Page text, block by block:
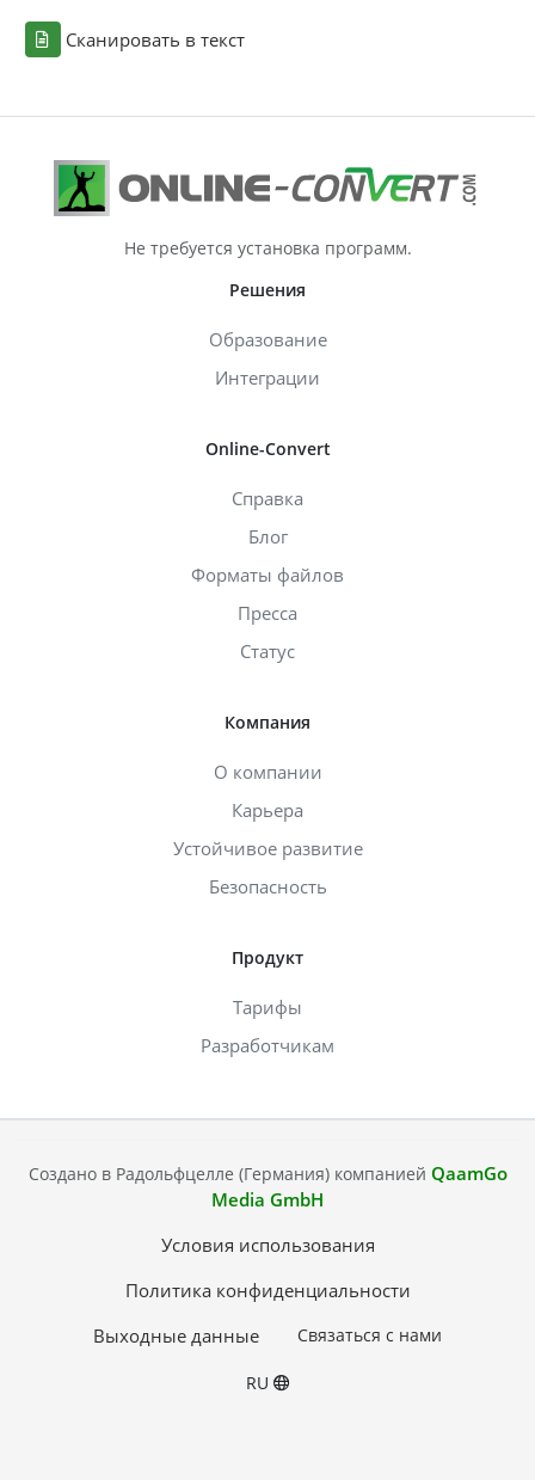
Сканировать в текст
Не требуется установка программ.
Решения
Образование
Интеграции
Online-Convert
Справка
Блог
Форматы файлов
Пресса
Статус
Компания
О компании
Карьера
Устойчивое развитие
Безопасность
Продукт
Тарифы
Разработчикам
Создано в Радольфцелле (Германия) компанией QaamGo
Media GmbH
Условия использования
Политика конфиденциальности
Выходные данные
Связаться с нами
RU